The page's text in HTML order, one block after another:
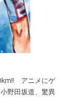
アニメにゲ
野田坂道、驚異